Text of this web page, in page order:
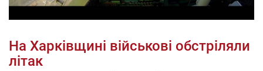
На Харківщині військові обстріляли
літак